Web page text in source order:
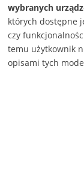
wybranych
których dostępne
czy
temu użytkownik
opisami tych